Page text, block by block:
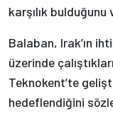
karşılık bulduğunu
Balaban, Irak’ın
üzerinde
Teknokent’te
hedeflendiğini